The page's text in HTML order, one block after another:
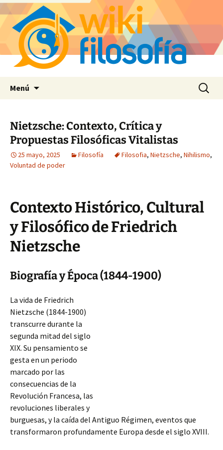
Menú Buscar:
Nietzsche: Contexto, Crítica y
Propuestas Filosóficas Vitalistas
25 mayo, 2025 Filosofía Filosofia, Nietzsche, Nihilismo,
Voluntad de poder
Contexto Histórico, Cultural
y Filosófico de Friedrich
Nietzsche
Biografía y Época (1844-1900)
La vida de Friedrich
Nietzsche (1844-1900)
transcurre durante la
segunda mitad del siglo
XIX. Su pensamiento se
gesta en un periodo
marcado por las
consecuencias de la
Revolución Francesa, las
revoluciones liberales y
burguesas, y la caída del Antiguo Régimen, eventos que
transformaron profundamente Europa desde el siglo XVIII.